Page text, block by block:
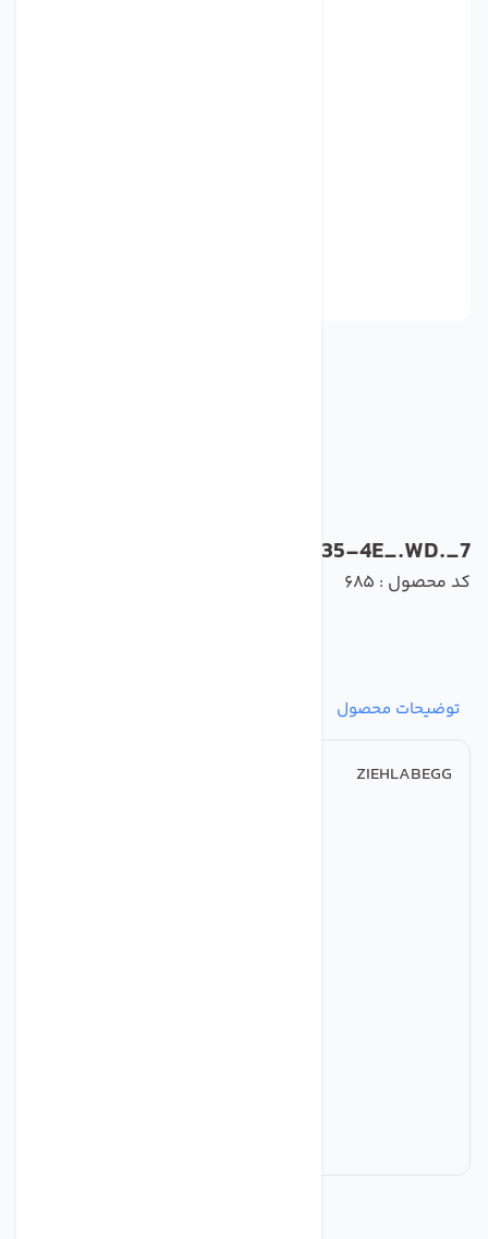
FN035-4E_.WD._7
کد محصول : 685
توضیحات محصول
ZIEHLABEGG